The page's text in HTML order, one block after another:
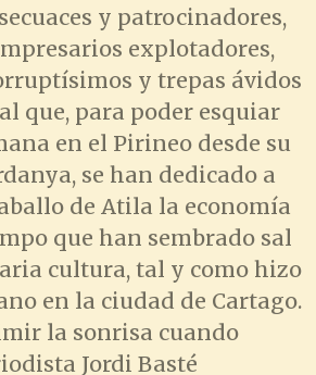
y patrocinadores,
explotadores,
y trepas ávidos
que, para poder esquiar
en el Pirineo desde su
se han dedicado a
de Atila la economía
que han sembrado sal
cultura, tal y como hizo
en la ciudad de Cartago.
la sonrisa cuando
Jordi Basté